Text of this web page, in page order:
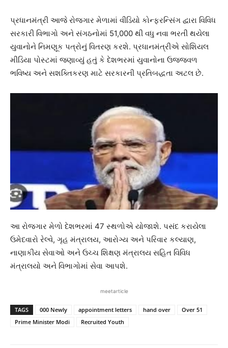
પ્રધાનમંત્રી આજે રોજગાર મેળામાં વીડિયો કોન્ફરન્સિંગ દ્વારા વિવિધ
સરકારી વિભાગો અને સંગઠનોમાં 51,000 થી વધુ નવા ભરતી થયેલા
યુવાનોને નિમણૂક પત્રોનું વિતરણ કરશે. પ્રધાનમંત્રીએ સોશિયલ
મીડિયા પોસ્ટમાં જણાવ્યું હતું કે દેશભરમાં યુવાનોના ઉજ્જવળ
ભવિષ્ય અને સશક્તિકરણ માટે સરકારની પ્રતિબદ્ધતા અટલ છે.
આ રોજગાર મેળો દેશભરમાં 47 સ્થળોએ યોજાશે. પસંદ કરાયેલા
ઉમેદવારો રેલ્વે, ગૃહ મંત્રાલય, આરોગ્ય અને પરિવાર કલ્યાણ,
નાણાકીય સેવાઓ અને ઉચ્ચ શિક્ષણ મંત્રાલય સહિત વિવિધ
મંત્રાલયો અને વિભાગોમાં સેવા આપશે.
meetarticle
TAGS 000 Newly appointment letters hand over
Over 51
Prime Minister Modi
Recruited Youth